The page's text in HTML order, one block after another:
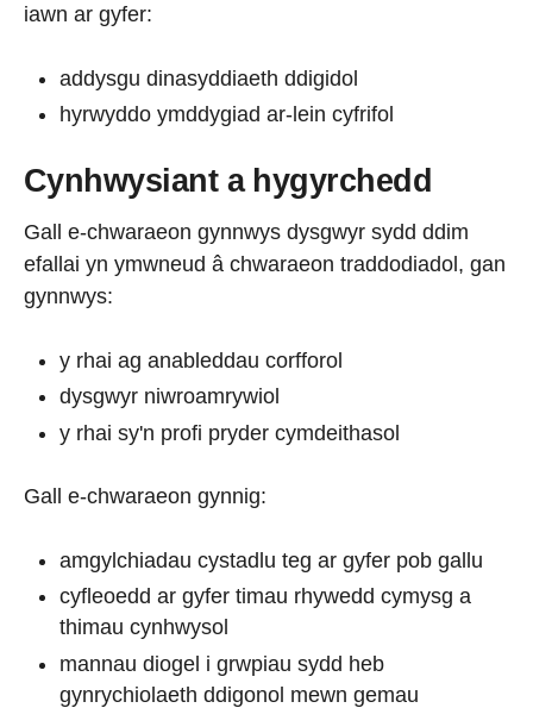
iawn ar gyfer:
addysgu dinasyddiaeth ddigidol
hyrwyddo ymddygiad ar-lein cyfrifol
Cynhwysiant a hygyrchedd
Gall e-chwaraeon gynnwys dysgwyr sydd ddim
efallai yn ymwneud â chwaraeon traddodiadol, gan
gynnwys:
y rhai ag anableddau corfforol
dysgwyr niwroamrywiol
y rhai sy'n profi pryder cymdeithasol
Gall e-chwaraeon gynnig:
amgylchiadau cystadlu teg ar gyfer pob gallu
cyfleoedd ar gyfer timau rhywedd cymysg a
thimau cynhwysol
mannau diogel i grwpiau sydd heb
gynrychiolaeth ddigonol mewn gemau